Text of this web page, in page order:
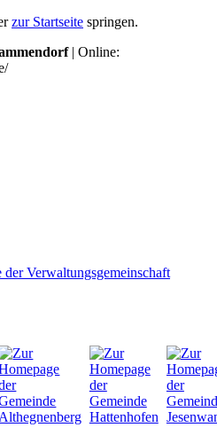
zur Startseite springen.
| Online: